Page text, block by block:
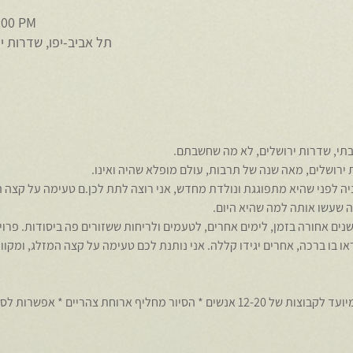
PM
תל אביב-יפו, שדרות ירושלים 9, תל
שדרות ירושלים, לא מה שחשבתם.
מאה שנה של תרבות, עולם מופלא שהיה ואינו.
לפני שהיא מתפוגגת ונולדת מחדש, אני רוצה לתת לכן.ם טעימה על
שעשו אותה למה שהיא היום.
*   * אני לוקחת אתכן איתי 100 שנים אחורה בזמן, לימים אחרים, לטעמים ולריחות ששזורים פה
בו ברכה, אחרים יגידו קללה. אני נותנת לכם טעימה על קצה המזלג,
משך הסיור כשלוש שעות * הסיור מיועד לקבוצות של 12-20 אנשים * הסיור מחליף